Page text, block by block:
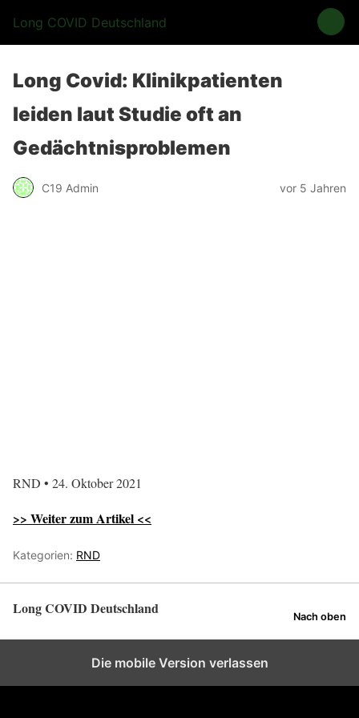
Long COVID Deutschland
Long Covid: Klinikpatienten
leiden laut Studie oft an
Gedächtnisproblemen
C19 Admin vor 5 Jahren
RND • 24. Oktober 2021
>> Weiter zum Artikel <<
Kategorien: RND
Long COVID Deutschland Nach oben
Die mobile Version verlassen